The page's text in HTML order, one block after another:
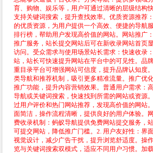
育、购物、娱乐等，用户可通过清晰的层级结构
支持关键词搜索，提升查找效率。优质资源推荐
的优质资源，为用户提供一个高效、便捷的导航
排行榜，帮助用户发现高价值的网站。网站推广
推广服务，站长提交网站后可在新收录网站首页
访问。受众需求与使用场景站长需求：快速收录
站，站长可快速提升网站在平台中的可见性。品
重目录平台可增强网站可信度，提升品牌认知度
类导航和推荐机制，吸引更多精准流量。推广优
推广功能，提升内容营销效果。普通用户需求：
导航或关键词搜索，快速找到所需的网站或资源
过用户评价和热门网站推荐，发现高价值的网站
面简洁，操作流程清晰，提供良好的用户体验。
费收录机制：蚂蚁导航提供免费网站提交服务，
可提交网站，降低推广门槛。2. 用户友好性：界
视觉设计，减少广告干扰，提升浏览舒适度。操
览与关键词搜索双模式，适应不同用户习惯。加